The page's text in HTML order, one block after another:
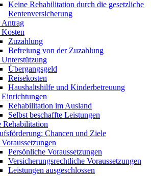
Keine Rehabilitation durch die gesetzliche
Rentenversicherung
Antrag
Zuzahlung
Befreiung von der Zuzahlung
Übergangsgeld
Reisekosten
Haushaltshilfe und Kinderbetreuung
Rehabilitation im Ausland
Selbst beschaffte Leistungen
Rehabilitation
Chancen und Ziele
Persönliche Voraussetzungen
Versicherungsrechtliche Voraussetzungen
Leistungen ausgeschlossen